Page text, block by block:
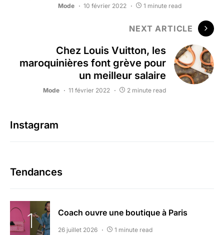
Mode 10 février 2022 1 minute read
NEXT ARTICLE
Chez Louis Vuitton, les
maroquinières font grève pour
un meilleur salaire
Mode 11 février 2022 2 minute read
Instagram
Tendances
Coach ouvre une boutique à Paris
26 juillet 2026 1 minute read